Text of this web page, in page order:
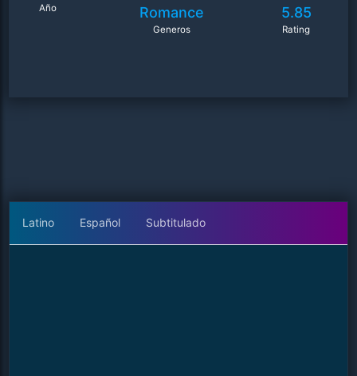
Año Romance
Generos
5.85
Rating
Latino Español Subtitulado